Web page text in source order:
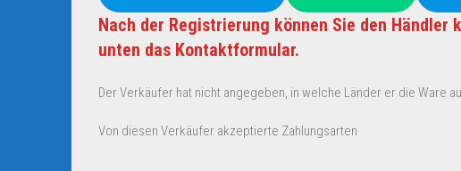
Nach der Registrierung können Sie den
unten das Kontaktformular.
Der Verkäufer hat nicht angegeben, in welche Länder er die Ware
Von diesen Verkäufer akzeptierte Zahlungsarten